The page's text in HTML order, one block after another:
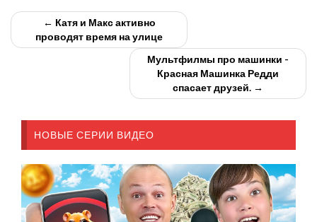
← Катя и Макс активно
проводят время на улице
Мультфилмы про машинки -
Красная Машинка Редди
спасает друзей. →
НОВЫЕ СЕРИИ ВИДЕО